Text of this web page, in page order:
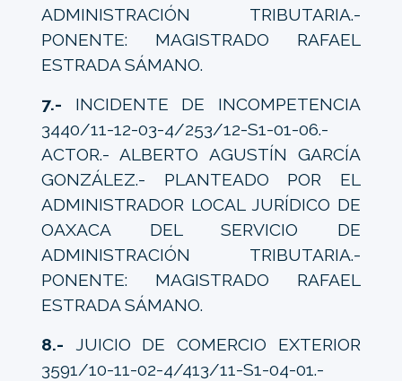
ADMINISTRACIÓN TRIBUTARIA.-
PONENTE: MAGISTRADO RAFAEL
ESTRADA SÁMANO.
7.- INCIDENTE DE INCOMPETENCIA
3440/11-12-03-4/253/12-S1-01-06.-
ACTOR.- ALBERTO AGUSTÍN GARCÍA
GONZÁLEZ.- PLANTEADO POR EL
ADMINISTRADOR LOCAL JURÍDICO DE
OAXACA DEL SERVICIO DE
ADMINISTRACIÓN TRIBUTARIA.-
PONENTE: MAGISTRADO RAFAEL
ESTRADA SÁMANO.
8.- JUICIO DE COMERCIO EXTERIOR
3591/10-11-02-4/413/11-S1-04-01.-